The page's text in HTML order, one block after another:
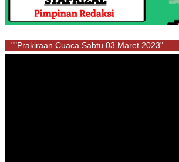
""Prakiraan Cuaca Sabtu 03 Maret 2023"